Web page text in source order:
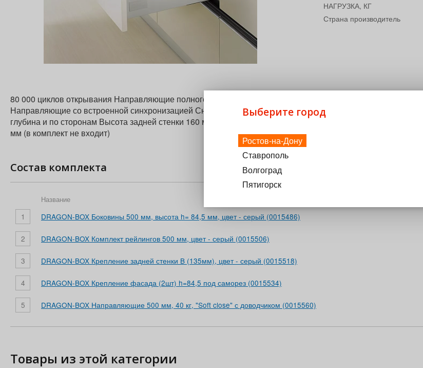
НАГРУЗКА, КГ
Страна производитель
80 000 циклов открывания Направляющие полного выдвижения, динамическая нагрузка 40кг
Направляющие со встроенной синхронизацией Снятие ящика без инструмента Точная регулировка: высота,
глубина и по сторонам Высота задней стенки 160 мм Прямоугольный рейлинг Дно и задняя стенка ящика 16
мм (в комплект не входит)
Состав комплекта
Название
1 DRAGON-BOX Боковины 500 мм, высота h= 84,5 мм, цвет - серый (0015486)
2 DRAGON-BOX Комплект рейлингов 500 мм, цвет - серый (0015506)
3 DRAGON-BOX Крепление задней стенки B (135мм), цвет - серый (0015518)
4 DRAGON-BOX Крепление фасада (2шт) h=84,5 под саморез (0015534)
5 DRAGON-BOX Направляющие 500 мм, 40 кг, "Soft close" с доводчиком (0015560)
Товары из этой категории
Выберите город
Ростов-на-Дону
Ставрополь
Волгоград
Пятигорск